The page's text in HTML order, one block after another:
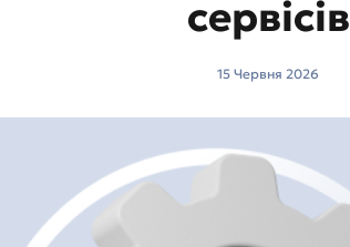
сервісів
15 Червня 2026